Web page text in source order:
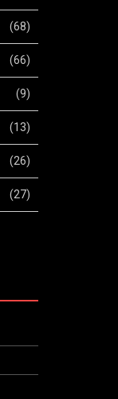
(68)
(66)
(9)
(13)
(26)
(27)